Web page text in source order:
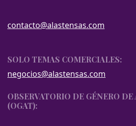
contacto@alastensas.com
SOLO TEMAS COMERCIALES:
negocios@alastensas.com
OBSERVATORIO DE GÉNERO DE
(OGAT):